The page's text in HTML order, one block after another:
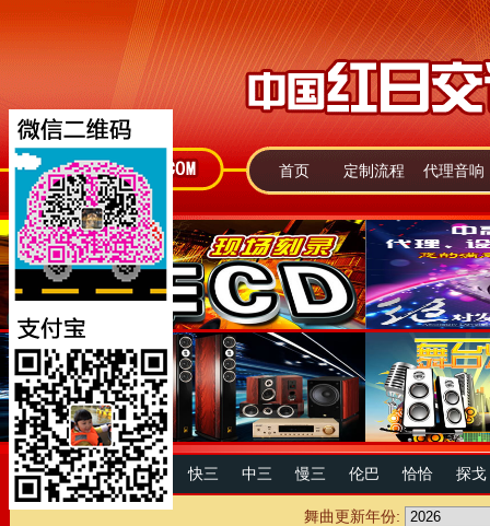
首页 定制流程 代理音响
快四 中四 慢四 快三 中三 慢三 伦巴 恰恰 探戈
舞曲更新年份: